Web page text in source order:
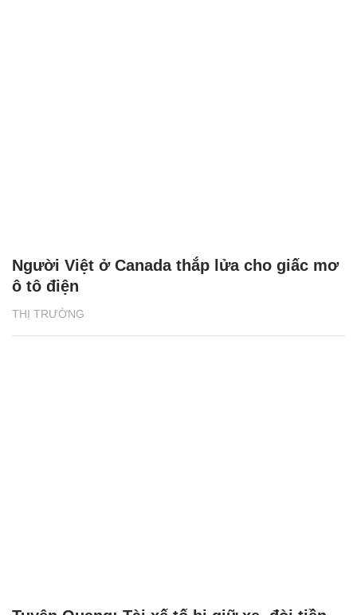
THỊ TRƯỜNG
Người Việt ở Canada thắp lửa cho giấc mơ
ô tô điện